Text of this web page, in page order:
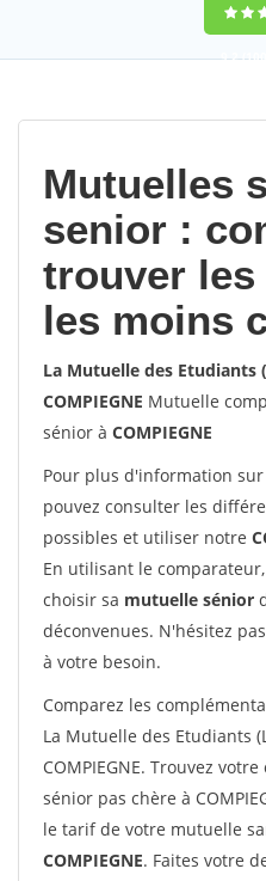
9,2
Mutuelles
senior :
trouver
les moins
La Mutuelle des Etudiants
COMPIEGNE Mutuelle
sénior à COMPIEGNE
Pour plus d'information
pouvez consulter les
possibles et utiliser notre
En utilisant le
choisir sa mutuelle sénior
déconvenues. N'hésitez
à votre besoin.
Comparez les
La Mutuelle des Etudiants
COMPIEGNE. Trouvez
sénior pas chère à
le tarif de votre mutuelle
COMPIEGNE. Faites votre